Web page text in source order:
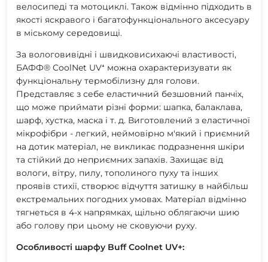
велосипеді та мотоциклі. Також відмінно підходить в
якості яскравого і багатофункціонального аксесуару
в міському середовищі.
За вологовивідні і швидковисихаючі властивості,
БАФФ® CoolNet UV⁺ можна охарактеризувати як
функціональну термобілизну для голови.
Представляє з себе еластичний безшовний панчіх,
що може приймати різні форми: шапка, балаклава,
шарф, хустка, маска і т. д. Виготовлений з еластичної
мікрофібри - легкий, неймовірно м'який і приємний
на дотик матеріал, не викликає подразнення шкіри
та стійкий до неприємних запахів. Захищає від
вологи, вітру, пилу, тополиного пуху та інших
проявів стихії, створює відчуття затишку в найбільш
екстремальних погодних умовах. Матеріал відмінно
тягнеться в 4-х напрямках, щільно облягаючи шию
або голову при цьому не сковуючи руху.
Особливості шарфу Buff Coolnet UV+: